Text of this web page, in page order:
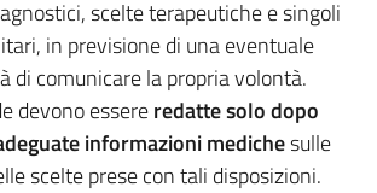
scelte terapeutiche e singoli
in previsione di una eventuale
di comunicare la propria volontà.
devono essereredatte solo dopo
informazioni medichesulle
scelte prese con tali disposizioni.